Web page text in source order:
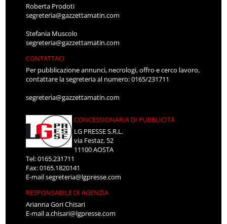
Roberta Prodoti
segreteria@gazzettamatin.com
Stefania Muscolo
segreteria@gazzettamatin.com
CONTATTACI
Per pubblicazione annunci, necrologi, offro e cerco lavoro,
contattare la segreteria al numero: 0165/231711
segreteria@gazzettamatin.com
CONCESSIONARIA DI PUBBLICITÀ
LG PRESSE S.R.L.
via Festaz, 52
11100 AOSTA
Tel: 0165.231711
Fax: 0165.1820141
E-mailsegreteria@lgpresse.com
RESPONSABILE DI AGENZIA
Arianna Gori Chisari
E-maila.chisari@lgpresse.com